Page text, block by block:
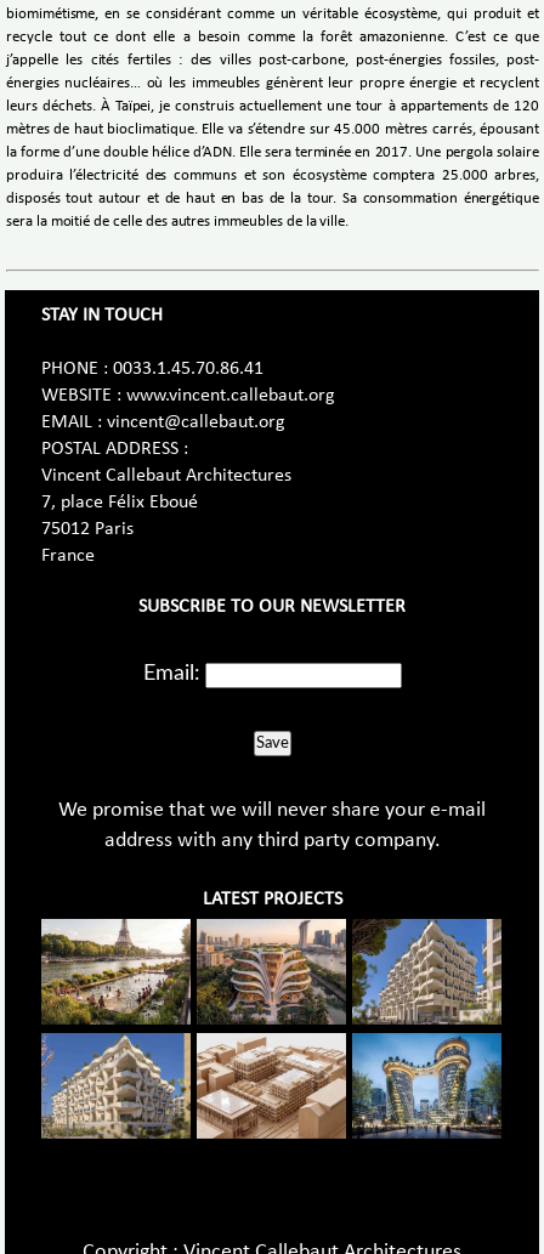
biomimétisme, en se considérant comme un véritable écosystème, qui produit et
recycle tout ce dont elle a besoin comme la forêt amazonienne. C’est ce que
j’appelle les cités fertiles : des villes post-carbone, post-énergies fossiles, post-
énergies nucléaires… où les immeubles génèrent leur propre énergie et recyclent
leurs déchets. À Taïpei, je construis actuellement une tour à appartements de 120
mètres de haut bioclimatique. Elle va s’étendre sur 45.000 mètres carrés, épousant
la forme d’une double hélice d’ADN. Elle sera terminée en 2017. Une pergola solaire
produira l’électricité des communs et son écosystème comptera 25.000 arbres,
disposés tout autour et de haut en bas de la tour. Sa consommation énergétique
sera la moitié de celle des autres immeubles de la ville.
STAY IN TOUCH
PHONE : 0033.1.45.70.86.41
WEBSITE : www.vincent.callebaut.org
EMAIL : vincent@callebaut.org
POSTAL ADDRESS :
Vincent Callebaut Architectures
7, place Félix Eboué
75012 Paris
France
SUBSCRIBE TO OUR NEWSLETTER
Email:
Save
We promise that we will never share your e-mail
address with any third party company.
LATEST PROJECTS